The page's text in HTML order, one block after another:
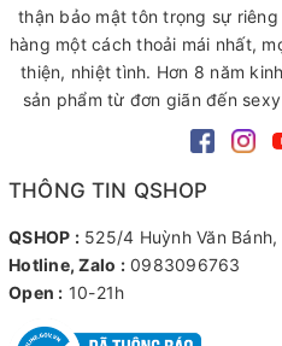
thận bảo mật tôn trọng sự
hàng một cách thoải mái nhất,
thiện, nhiệt tình. Hơn 8 năm
sản phẩm từ đơn giãn đến
THÔNG TIN QSHOP
QSHOP : 525/4 Huỳnh Văn
Hotline, Zalo : 0983096763
Open : 10-21h